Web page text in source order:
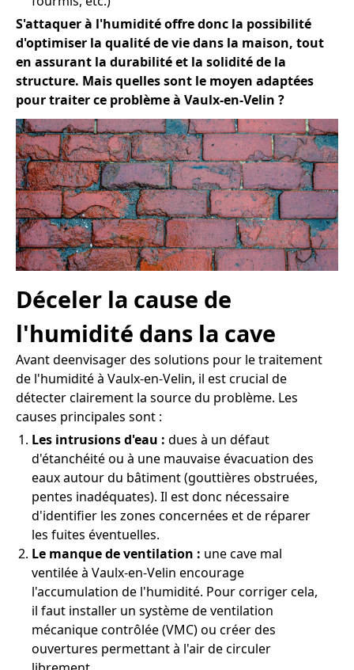
S'attaquer à l'humidité offre donc la possibilité
d'optimiser la qualité de vie dans la maison, tout
en assurant la durabilité et la solidité de la
structure. Mais quelles sont le moyen adaptées
pour traiter ce problème à Vaulx-en-Velin ?
Déceler la cause de
l'humidité dans la cave
Avant deenvisager des solutions pour le traitement
de l'humidité à Vaulx-en-Velin, il est crucial de
détecter clairement la source du problème. Les
causes principales sont :
Les intrusions d'eau : dues à un défaut
d'étanchéité ou à une mauvaise évacuation des
eaux autour du bâtiment (gouttières obstruées,
pentes inadéquates). Il est donc nécessaire
d'identifier les zones concernées et de réparer
les fuites éventuelles.
Le manque de ventilation : une cave mal
ventilée à Vaulx-en-Velin encourage
l'accumulation de l'humidité. Pour corriger cela,
il faut installer un système de ventilation
mécanique contrôlée (VMC) ou créer des
ouvertures permettant à l'air de circuler